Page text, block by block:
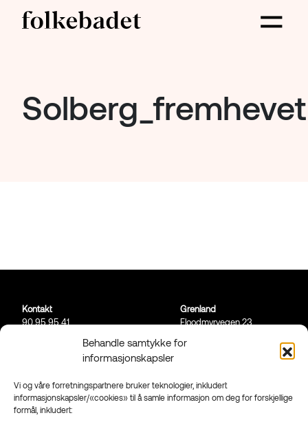
Behandle samtykke for
informasjonskapsler
Vi og våre forretningspartnere bruker teknologier, inkludert
informasjonskapsler/«cookies» til å samle informasjon om deg for forskjellige
formål, inkludert:
Solberg_fremhevet
Kontakt
90 95 95 41
Grenland
Floodmyrvegen 23,
3223 Sandefjord